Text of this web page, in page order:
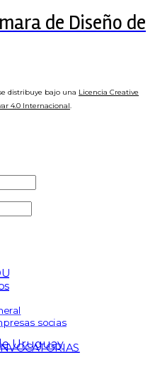
de Diseño de
distribuye bajo una Licencia Creative
4.0 Internacional.
socias